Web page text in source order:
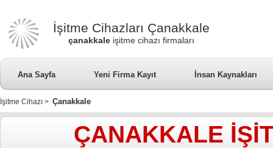
İşitme Cihazları Çanakkale
çanakkale işitme cihazı firmaları
Ana Sayfa Yeni Firma Kayıt İnsan Kaynakları
İşitme Cihazı > Çanakkale
ÇANAKKALE